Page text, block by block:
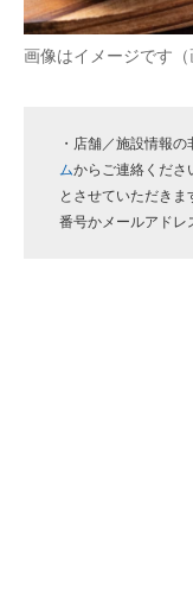
ITエンジニア向け専
企業向けIT製品の総
画像はイメージです（
・店舗／施設情報の
ムからご連絡くだ
とさせていただき
番号かメールアドレ